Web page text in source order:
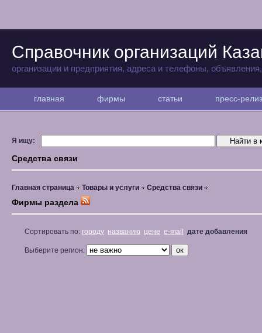
Справочник организаций
организации и предприятия, адреса и телефоны,
главная фирмы статьи пресс-
Я ищу:
Средства связи
Главная страница Товары и услуги Средства связи
Фирмы раздела
Сортировать по: городу названию цене e-mail дате добавления
Выберите регион: